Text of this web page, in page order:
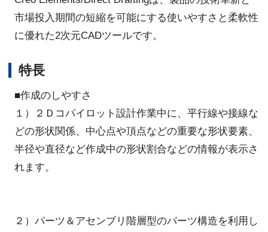
市場投入期間の短縮を可能にする使いやすさと柔軟性
に優れた2次元CADツールです。
特長
■作成のしやすさ
１）２Ｄコパイロット設計作業中に、平行線や接線な
どの形状関係、中心点や頂点などの重要な形状要素、
半径や直径など作成中の形状割合などの情報が表示さ
れます。
２）パーツ＆アセンブリ階層型のパーツ構造を利用し